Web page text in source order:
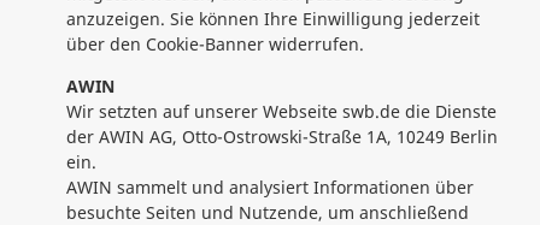
anzuzeigen. Sie können Ihre Einwilligung jederzeit
über den Cookie-Banner widerrufen.
AWIN
Wir setzten auf unserer Webseite swb.de die Dienste
der AWIN AG, Otto-Ostrowski-Straße 1A, 10249 Berlin
ein.
AWIN sammelt und analysiert Informationen über
besuchte Seiten und Nutzende, um anschließend